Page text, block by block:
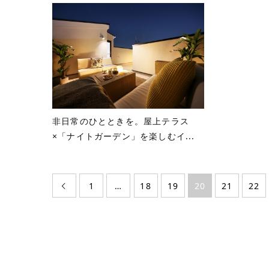
非日常のひとときを。屋上テラス
×「ナイトガーデン」を楽しむイ...
 1 … 18 19 20 21 22